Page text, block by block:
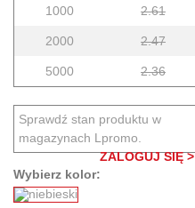
1000 2.61
2000 2.47
5000 2.36
Sprawdź stan produktu w
magazynach Lpromo.
ZALOGUJ SIĘ >
Wybierz kolor: